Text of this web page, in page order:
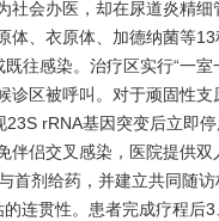
社会办医，却在尿道炎精细
体、衣原体、加德纳菌等
往感染。治疗区实行“一室
诊区被呼叫。对于顽固性支
rRNA基因突变后立即停
伴侣交叉感染，医院提供双
首剂给药，并建立共同随访
连贯性。患者完成疗程后